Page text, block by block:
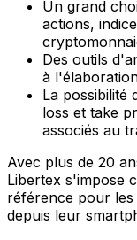
Un grand
actions,
Des outils
à
La possibilité
loss et take
associés au
Avec plus de 20
Libertex s'impose
référence pour
depuis leur